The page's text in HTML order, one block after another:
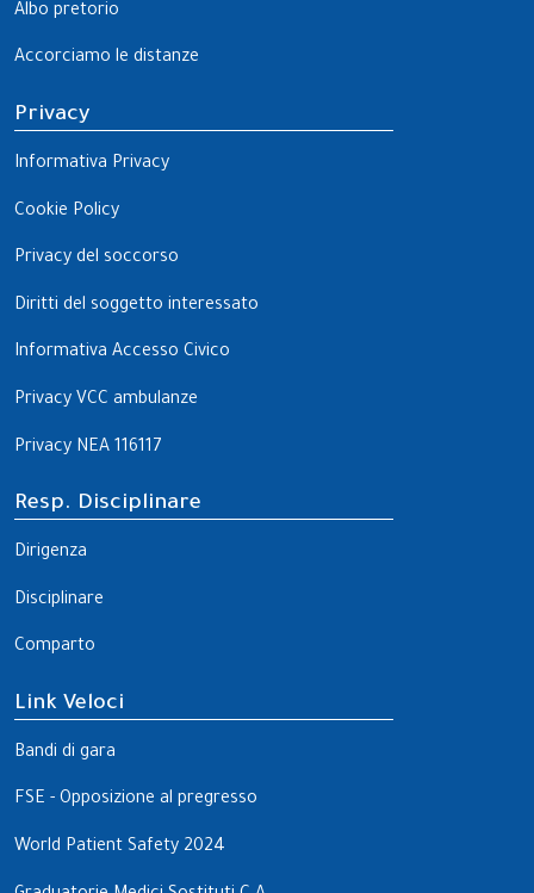
Albo pretorio
Accorciamo le distanze
Privacy
Informativa Privacy
Cookie Policy
Privacy del soccorso
Diritti del soggetto interessato
Informativa Accesso Civico
Privacy VCC ambulanze
Privacy NEA 116117
Resp. Disciplinare
Dirigenza
Disciplinare
Comparto
Link Veloci
Bandi di gara
FSE - Opposizione al pregresso
World Patient Safety 2024